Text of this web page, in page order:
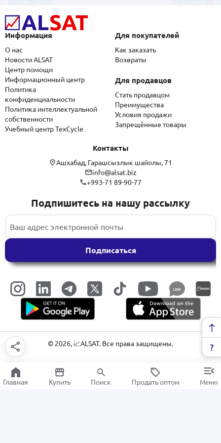
Информация
О нас
Новости ALSAT
Центр помощи
Информационный центр
Политика
конфиденциальности
Политика интеллектуальной
собственности
Учебный центр TexCycle
Для покупателей
Как заказать
Возвраты
Для продавцов
Стать продавцом
Преимущества
Условия продажи
Запрещённые товары
Контакты
Ашхабад, Гарашсызлык шайолы, 71
info@alsat.biz
+993-71 89-90-77
Подпишитесь на нашу рассылку
Подписаться
LINK
© 2026, 📈ALSAT. Все права защищены.
Главная Купить Поиск Продать оптом Меню